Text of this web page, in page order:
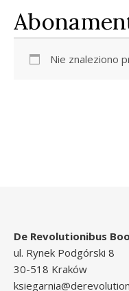
Nie znaleziono
De Revolutionibus
ul. Rynek Podgórski 8
30-518 Kraków